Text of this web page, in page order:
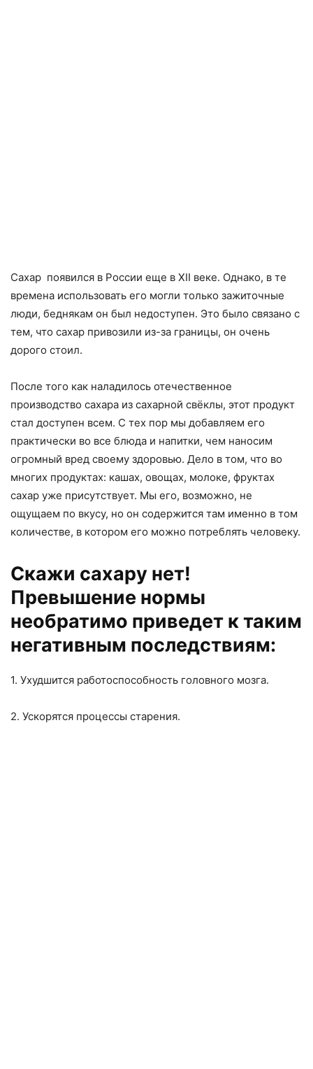
Cахар появился в России еще в ХІІ веке. Однако, в те
времена использовать его могли только зажиточные
люди, беднякам он был недоступен. Это было связано с
тем, что сахар привозили из-за границы, он очень
дорого стоил.
После того как наладилось отечественное
производство сахара из сахарной свёклы, этот продукт
стал доступен всем. С тех пор мы добавляем его
практически во все блюда и напитки, чем наносим
огромный вред своему здоровью. Дело в том, что во
многих продуктах: кашах, овощах, молоке, фруктах
сахар уже присутствует. Мы его, возможно, не
ощущаем по вкусу, но он содержится там именно в том
количестве, в котором его можно потреблять человеку.
Скажи сахару нет!
Превышение нормы
необратимо приведет к таким
негативным последствиям:
1. Ухудшится работоспособность головного мозга.
2. Ускорятся процессы старения.